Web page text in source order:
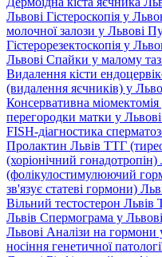
Львові Гістероскопія у
молочної залози у Львові
Гістерорезектоскопія у
Львові Спайки у малому
Видалення кісти
(видалення яєчників) у
Консервативна міомектомія
перегородки матки у Львові
FISH-діагностика
Пролактин Львів ТТГ
(хоріонічний гонадотропін)
(фолікулостимулюючий
зв'язує статеві гормони)
Вільний тестостерон Львів
Львів Спермограма у Львові
Львові Аналізи на гормони
носіння генетичної